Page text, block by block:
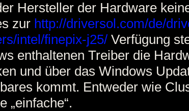
Hersteller der Hardware
zur http://driversol.com/de/
intel/finepix-j25/ Verfügung
enthaltenen Treiber die
und über das Windows
kommt. Entweder wie
„einfache“.